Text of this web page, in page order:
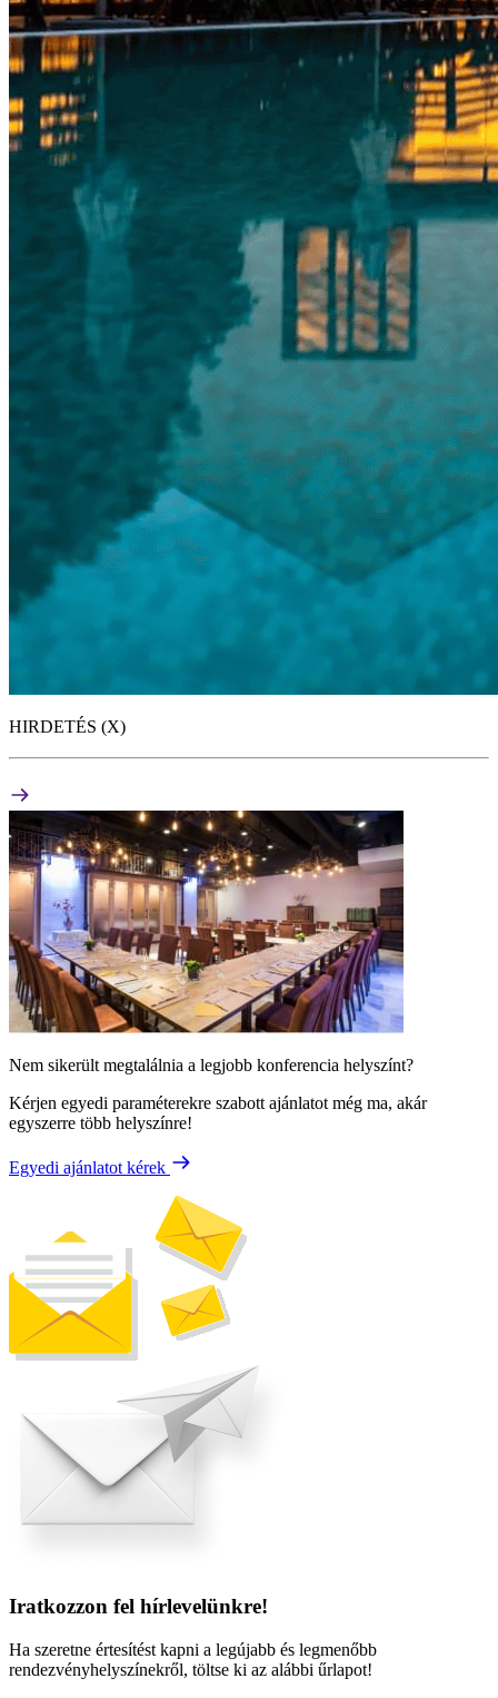
HIRDETÉS (X)
Nem sikerült megtalálnia a legjobb konferencia helyszínt?
Kérjen egyedi paraméterekre szabott ajánlatot még ma, akár
egyszerre több helyszínre!
Egyedi ajánlatot kérek
Iratkozzon fel hírlevelünkre!
Ha szeretne értesítést kapni a legújabb és legmenőbb
rendezvényhelyszínekről, töltse ki az alábbi űrlapot!